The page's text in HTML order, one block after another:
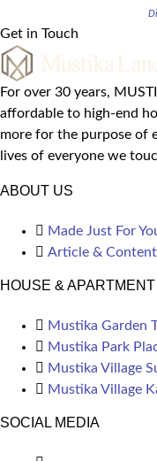
Get in Touch
For over 30 years,
affordable to high-end
more for the purpose of
lives of everyone we
ABOUT US
Made Just For
Article &
HOUSE & APARTMENT
Mustika Garden
Mustika Park
Mustika Village
Mustika Village
SOCIAL MEDIA